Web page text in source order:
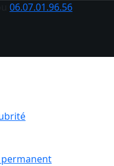
06.07.01.96.56